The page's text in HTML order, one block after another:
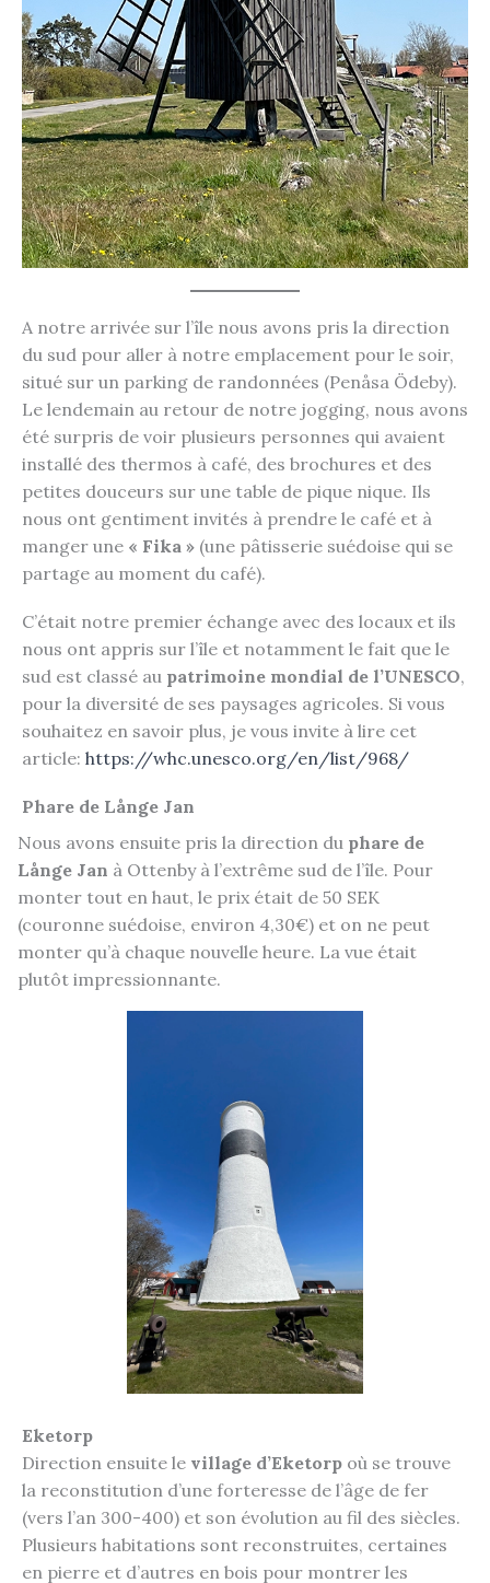
A notre arrivée sur l’île nous avons pris la direction
du sud pour aller à notre emplacement pour le soir,
situé sur un parking de randonnées (Penåsa Ödeby).
Le lendemain au retour de notre jogging, nous avons
été surpris de voir plusieurs personnes qui avaient
installé des thermos à café, des brochures et des
petites douceurs sur une table de pique nique. Ils
nous ont gentiment invités à prendre le café et à
manger une « Fika » (une pâtisserie suédoise qui se
partage au moment du café).
C’était notre premier échange avec des locaux et ils
nous ont appris sur l’île et notamment le fait que le
sud est classé au patrimoine mondial de l’UNESCO,
pour la diversité de ses paysages agricoles. Si vous
souhaitez en savoir plus, je vous invite à lire cet
article: https://whc.unesco.org/en/list/968/
Phare de Långe Jan
Nous avons ensuite pris la direction du phare de
Långe Jan à Ottenby à l’extrême sud de l’île. Pour
monter tout en haut, le prix était de 50 SEK
(couronne suédoise, environ 4,30€) et on ne peut
monter qu’à chaque nouvelle heure. La vue était
plutôt impressionnante.
Eketorp
Direction ensuite le village d’Eketorp où se trouve
la reconstitution d’une forteresse de l’âge de fer
(vers l’an 300-400) et son évolution au fil des siècles.
Plusieurs habitations sont reconstruites, certaines
en pierre et d’autres en bois pour montrer les